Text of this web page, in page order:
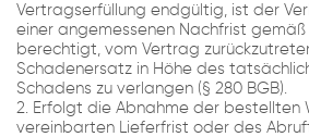
Vertragserfüllung endgültig, ist der
einer angemessenen Nachfrist gemäß
berechtigt, vom Vertrag
Schadenersatz in Höhe des
Schadens zu verlangen (§ 280 BGB).
2. Erfolgt die Abnahme der bestellten
vereinbarten Lieferfrist oder des